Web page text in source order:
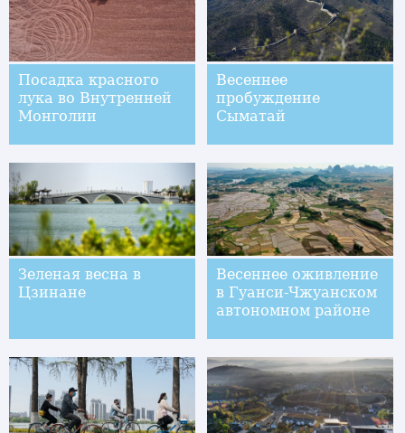
Посадка красного
лука во Внутренней
Монголии
Весеннее
пробуждение
Сыматай
Зеленая весна в
Цзинане
Весеннее оживление
в Гуанси-Чжуанском
автономном районе